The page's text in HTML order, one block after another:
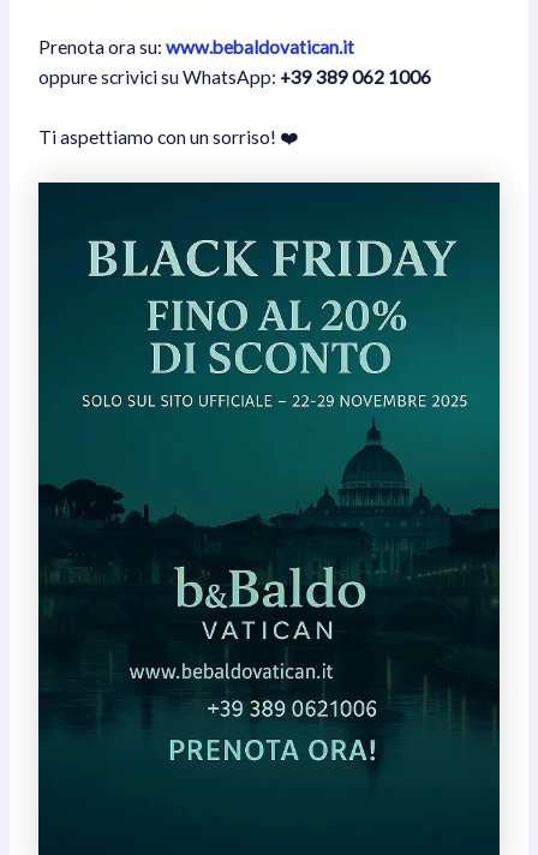
Prenota ora su:www.bebaldovatican.it
oppure scrivici su WhatsApp: +39 389 062 1006
Ti aspettiamo con un sorriso! ❤️